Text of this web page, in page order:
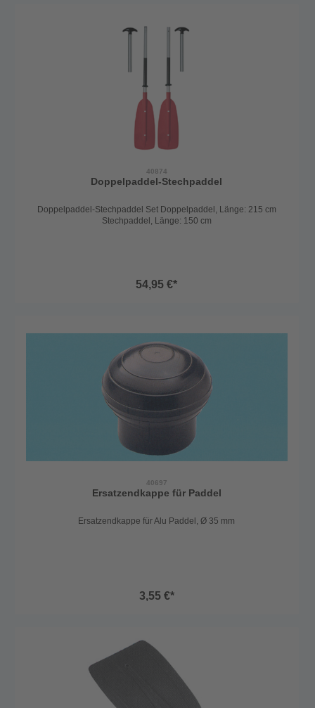
40874
Doppelpaddel-Stechpaddel
Doppelpaddel-Stechpaddel Set Doppelpaddel, Länge: 215 cm
Stechpaddel, Länge: 150 cm
54,95 €*
40697
Ersatzendkappe für Paddel
Ersatzendkappe für Alu Paddel, Ø 35 mm
3,55 €*